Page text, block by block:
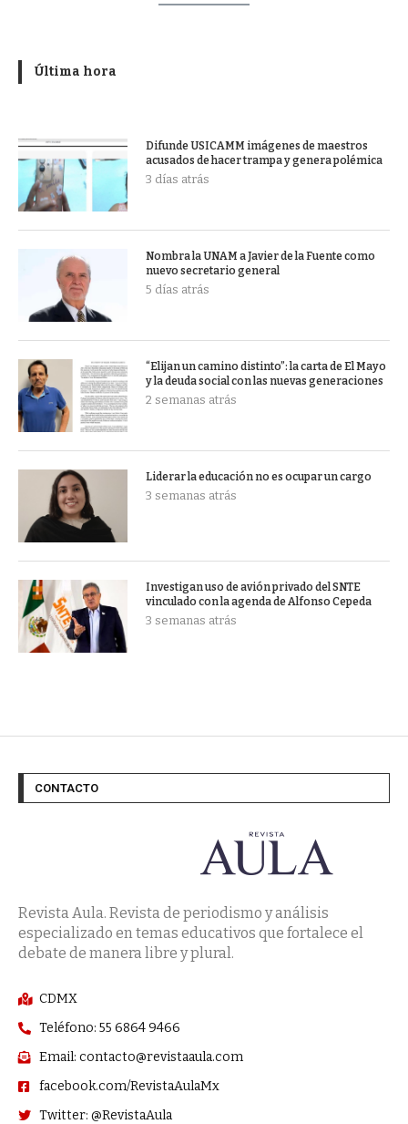
Última hora
Difunde USICAMM imágenes de maestros
acusados de hacer trampa y genera polémica
3 días atrás
Nombra la UNAM a Javier de la Fuente como
nuevo secretario general
5 días atrás
“Elijan un camino distinto”: la carta de El Mayo
y la deuda social con las nuevas generaciones
2 semanas atrás
Liderar la educación no es ocupar un cargo
3 semanas atrás
Investigan uso de avión privado del SNTE
vinculado con la agenda de Alfonso Cepeda
3 semanas atrás
CONTACTO
Revista Aula. Revista de periodismo y análisis
especializado en temas educativos que fortalece el
debate de manera libre y plural.
CDMX
Teléfono: 55 6864 9466
Email: contacto@revistaaula.com
facebook.com/RevistaAulaMx
Twitter: @RevistaAula